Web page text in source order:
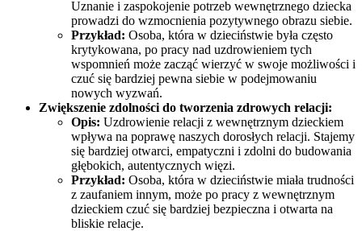
Uznanie i zaspokojenie potrzeb wewnętrznego dziecka
prowadzi do wzmocnienia pozytywnego obrazu siebie.
Przykład: Osoba, która w dzieciństwie była często
krytykowana, po pracy nad uzdrowieniem tych
wspomnień może zacząć wierzyć w swoje możliwości i
czuć się bardziej pewna siebie w podejmowaniu
nowych wyzwań.
Zwiększenie zdolności do tworzenia zdrowych relacji:
Opis: Uzdrowienie relacji z wewnętrznym dzieckiem
wpływa na poprawę naszych dorosłych relacji. Stajemy
się bardziej otwarci, empatyczni i zdolni do budowania
głębokich, autentycznych więzi.
Przykład: Osoba, która w dzieciństwie miała trudności
z zaufaniem innym, może po pracy z wewnętrznym
dzieckiem czuć się bardziej bezpieczna i otwarta na
bliskie relacje.